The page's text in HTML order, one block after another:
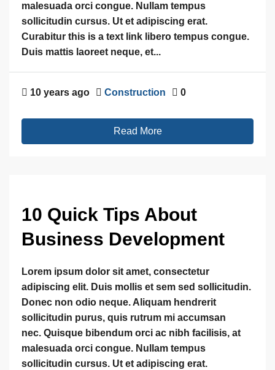
malesuada orci congue. Nullam tempus
sollicitudin cursus. Ut et adipiscing erat.
Curabitur this is a text link libero tempus congue.
Duis mattis laoreet neque, et...
10 years ago Construction 0
Read More
10 Quick Tips About
Business Development
Lorem ipsum dolor sit amet, consectetur
adipiscing elit. Duis mollis et sem sed sollicitudin.
Donec non odio neque. Aliquam hendrerit
sollicitudin purus, quis rutrum mi accumsan
nec. Quisque bibendum orci ac nibh facilisis, at
malesuada orci congue. Nullam tempus
sollicitudin cursus. Ut et adipiscing erat.